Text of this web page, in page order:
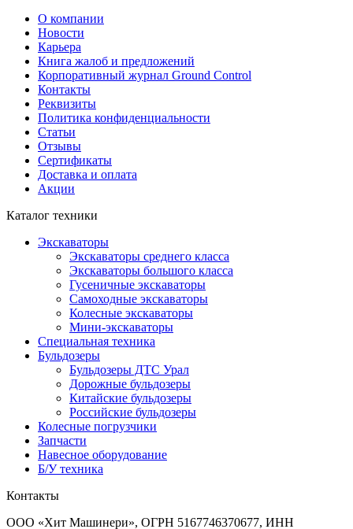
О компании
Новости
Карьера
Книга жалоб и предложений
Корпоративный журнал Ground Control
Контакты
Реквизиты
Политика конфиденциальности
Статьи
Отзывы
Сертификаты
Доставка и оплата
Акции
Каталог техники
Экскаваторы
Экскаваторы среднего класса
Экскаваторы большого класса
Гусеничные экскаваторы
Самоходные экскаваторы
Колесные экскаваторы
Мини-экскаваторы
Специальная техника
Бульдозеры
Бульдозеры ДТС Урал
Дорожные бульдозеры
Китайские бульдозеры
Российские бульдозеры
Колесные погрузчики
Запчасти
Навесное оборудование
Б/У техника
Контакты
ООО «Хит Машинери», ОГРН 5167746370677, ИНН